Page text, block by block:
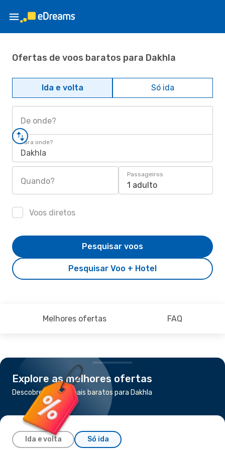
Ofertas de voos baratos para Dakhla
Ida e volta Só ida
De onde?
Para onde?
Dakhla
Quando?
Passageiros
1 adulto
Voos diretos
Pesquisar Voo + Hotel
Pesquisar voos
Melhores ofertas FAQ
Explore as melhores ofertas
Descobre os voos mais baratos para Dakhla
Ida e volta Só ida